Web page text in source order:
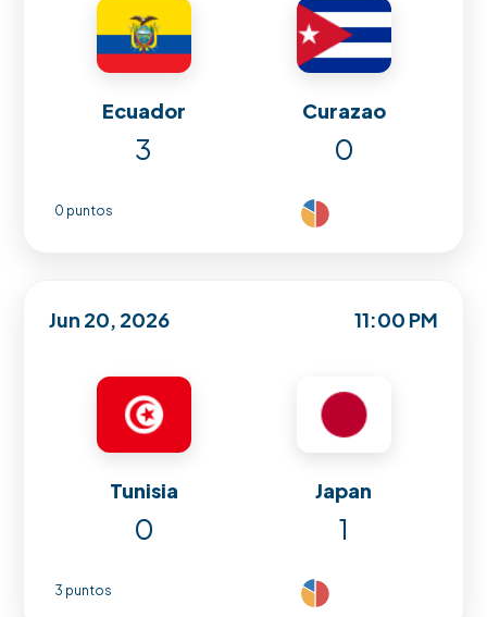
Ecuador Curazao
3 0
0 puntos
Jun 20, 2026 11:00 PM
Tunisia Japan
0 1
3 puntos